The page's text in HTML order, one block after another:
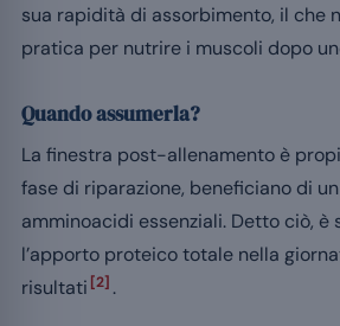
sua rapidità di assorbimento, il che
pratica per nutrire i muscoli dopo
Quando assumerla?
La finestra post-allenamento è
fase di riparazione, beneficiano di
amminoacidi essenziali. Detto ciò,
l’apporto proteico totale nella
risultati [2] .